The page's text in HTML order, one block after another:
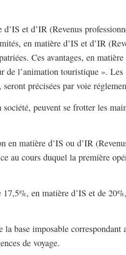
et d’IR (Revenus
en matière d’IS et d’IR
Ces avantages, en matière
de l’animation touristique ». Les
précisées par voie
peuvent se frotter les
en matière d’IS ou d’IR
au cours duquel la première
en matière d’IS et de
base imposable correspondant
de voyage.